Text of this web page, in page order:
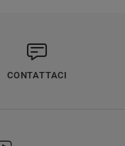
CONTATTACI